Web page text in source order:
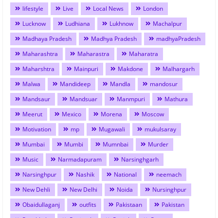
lifestyle Live Local News
London
Lucknow
Ludhiana Lukhnow
Machalpur
Madhaya Pradesh
Madhya Pradesh
madhyaPradesh
Maharashtra
Maharastra
Maharatra
Maharshtra
Mainpuri Makdone
Malhargarh
Malwa
Mandideep Mandla
mandosur
Mandsaur
Mandsuar Manmpuri
Mathura
Meerut
Mexico Morena
Moscow
Motivation
mp Mugawali
mukulsaray
Mumbai
Mumbi Mumnbai
Murder
Music
Narmadapuram
Narsinghgarh
Narsinghpur
Nashik National
neemach
New Dehli
New Delhi Noida
Nursinghpur
Obaidullaganj
outfits Pakistaan
Pakistan